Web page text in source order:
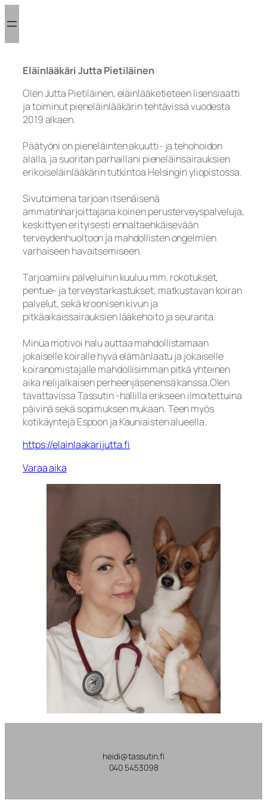
sisältöön
Eläinlääkäri Jutta Pietiläinen
Olen Jutta Pietiläinen, eläinlääketieteen lisensiaatti
ja toiminut pieneläinlääkärin tehtävissä vuodesta
2019 alkaen.
Päätyöni on pieneläinten akuutti- ja tehohoidon
alalla, ja suoritan parhaillani pieneläinsairauksien
erikoiseläinlääkärin tutkintoa Helsingin yliopistossa.
Sivutoimena tarjoan itsenäisenä
ammatinharjoittajana koirien perusterveyspalveluja,
keskittyen erityisesti ennaltaehkäisevään
terveydenhuoltoon ja mahdollisten ongelmien
varhaiseen havaitsemiseen.
Tarjoamiini palveluihin kuuluu mm. rokotukset,
pentue- ja terveystarkastukset, matkustavan koiran
palvelut, sekä kroonisen kivun ja
pitkäaikaissairauksien lääkehoito ja seuranta.
Minua motivoi halu auttaa mahdollistamaan
jokaiselle koiralle hyvä elämänlaatu ja jokaiselle
koiranomistajalle mahdollisimman pitkä yhteinen
aika nelijalkaisen perheenjäsenensä kanssa.Olen
tavattavissa Tassutin -hallilla erikseen ilmoitettuina
päivinä sekä sopimuksen mukaan. Teen myös
kotikäyntejä Espoon ja Kauniaisten alueella.
https://elainlaakarijutta.fi
Varaa aika
heidi@tassutin.fi
040 5453098